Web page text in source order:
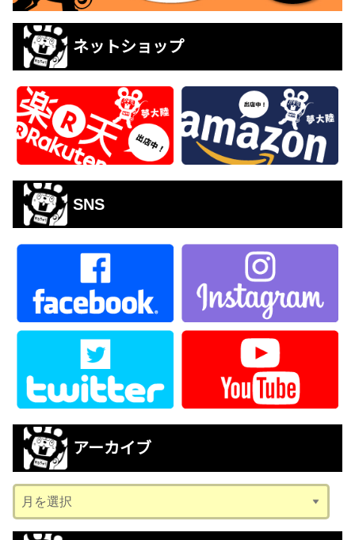
ネットショップ
SNS
アーカイブ
ー